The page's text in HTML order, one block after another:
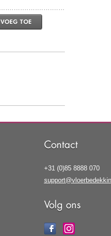
VOEG TOE
Contact
+31 (0)85 8888 070
Volg ons